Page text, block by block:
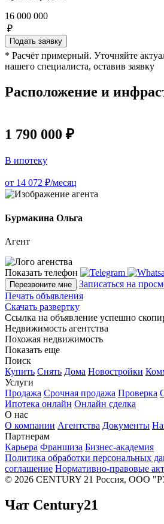
16 000 000
₽
Подать заявку
* Расчёт примерный. Уточняйте
нашего специалиста, оставив заявку
Расположение и
1 790 000 ₽
В ипотеку
от 14 072 ₽/месяц
Бурмакина Ольга
Агент
Показать телефон
Перезвоните мне
Записаться на
Печать объявления
Скачать развертку
Ссылка на объявление успешно
Недвижимость агентства
Похожая недвижимость
Показать еще
Поиск
Купить Снять Дома Новостройки
Услуги
Продажа Срочная продажа Проверка
Ипотека онлайн Онлайн сделка
О нас
О компании Агентства Документы
Партнерам
Карьера Франшиза Бизнес-академия
Политика обработки персональных
соглашение Нормативно-правовые
© 2026 CENTURY 21 Россия, ООО
Чат Century21